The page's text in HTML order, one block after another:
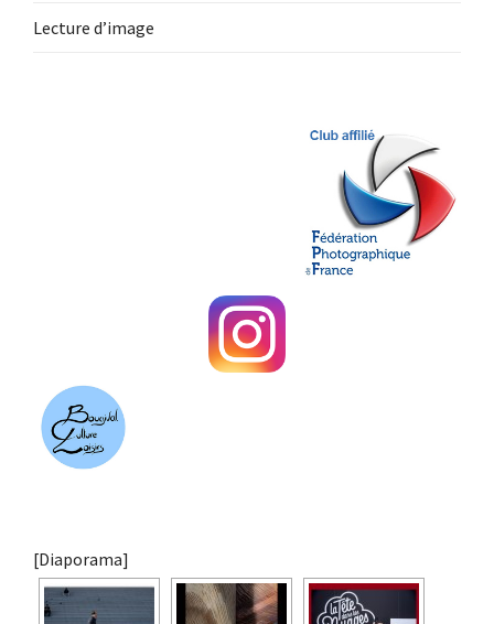
Lecture d’image
[Diaporama]